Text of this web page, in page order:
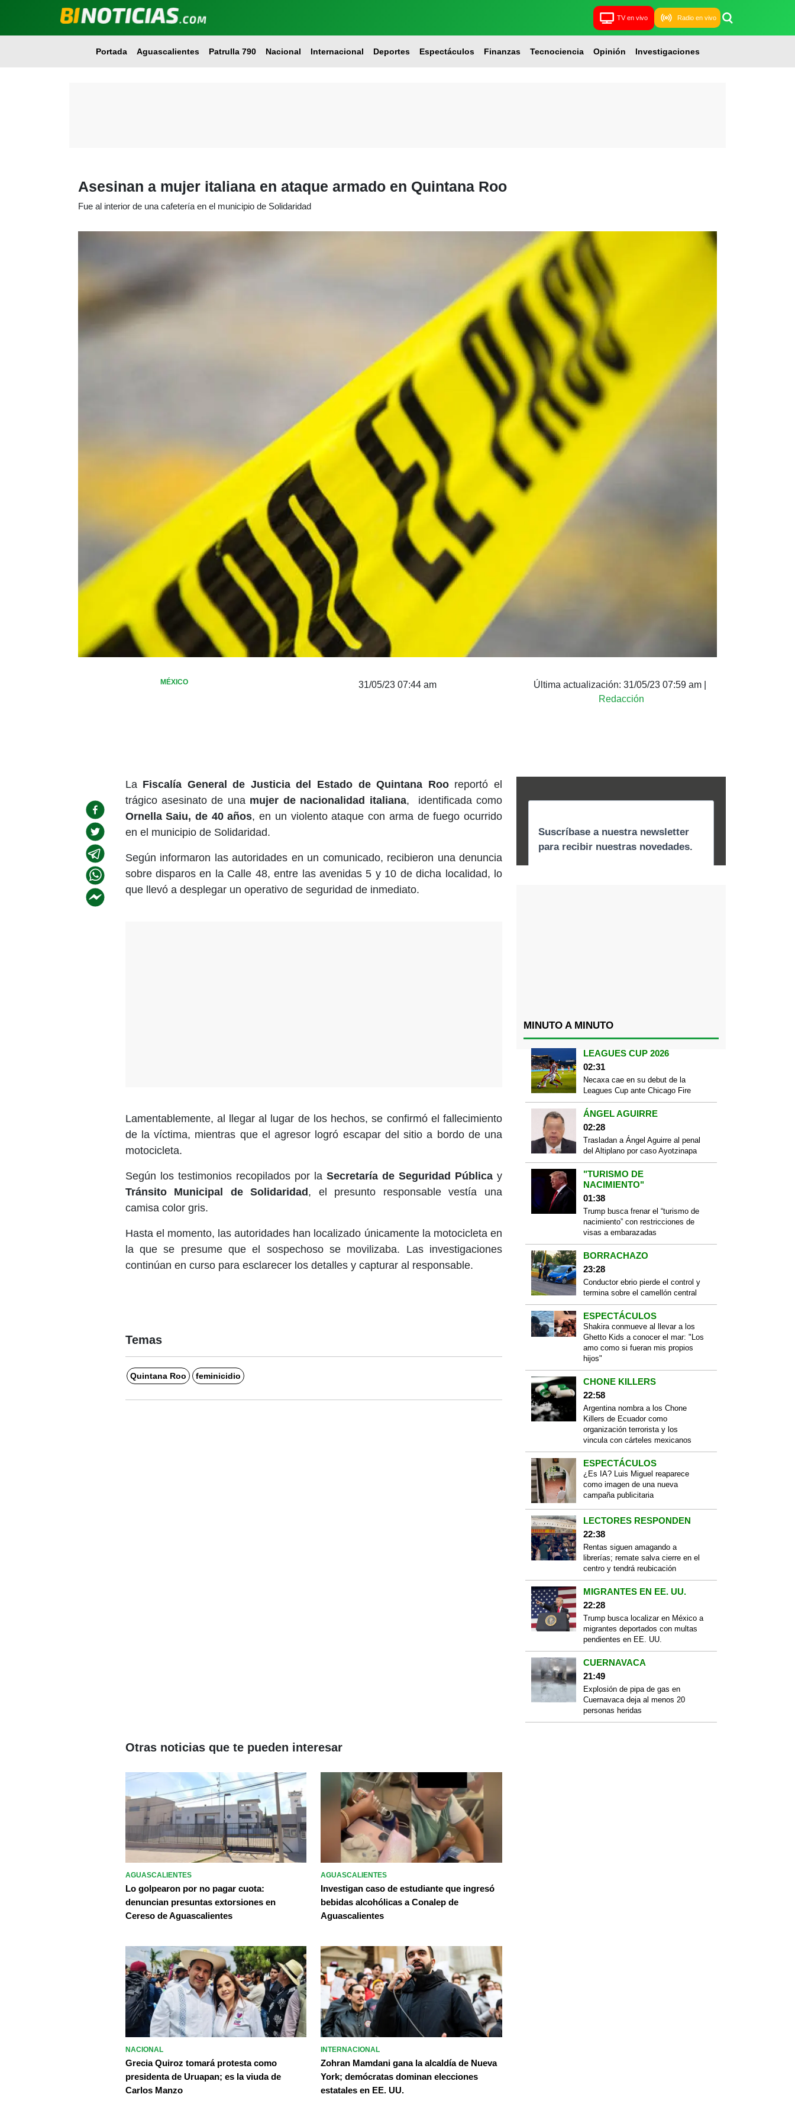
TV en vivo Radio en vivo
Portada Aguascalientes Patrulla 790 Nacional Internacional Deportes Espectáculos Finanzas Tecnociencia Opinión Investigaciones
Asesinan a mujer italiana en ataque armado en Quintana Roo
Fue al interior de una cafetería en el municipio de Solidaridad
MÉXICO 31/05/23 07:44 am Última actualización: 31/05/23 07:59 am
Redacción
La Fiscalía General de Justicia del Estado de Quintana Rooreportó el
trágico asesinato de una mujer de nacionalidad italiana, identificada como
Ornella Saiu, de 40 años, en un violento ataque con arma de fuego ocurrido
en el municipio de Solidaridad.
Según informaron las autoridades en un comunicado, recibieron una denuncia
sobre disparos en la Calle 48, entre las avenidas 5 y 10 de dicha localidad, lo
que llevó a desplegar un operativo de seguridad de inmediato.
Lamentablemente, al llegar al lugar de los hechos, se confirmó el fallecimiento
de la víctima, mientras que el agresor logró escapar del sitio a bordo de una
motocicleta.
Según los testimonios recopilados por la Secretaría de Seguridad Públicay
Tránsito Municipal de Solidaridad , el presunto responsable vestía una
camisa color gris.
Hasta el momento, las autoridades han localizado únicamente la motocicleta en
la que se presume que el sospechoso se movilizaba. Las investigaciones
continúan en curso para esclarecer los detalles y capturar al responsable.
Temas
Quintana Roo feminicidio
MINUTO A MINUTO
LEAGUES CUP 2026
02:31
Necaxa cae en su debut de la
Leagues Cup ante Chicago Fire
ÁNGEL AGUIRRE
02:28
Trasladan a Ángel Aguirre al penal
del Altiplano por caso Ayotzinapa
"TURISMO DE
NACIMIENTO"
01:38
Trump busca frenar el “turismo de
nacimiento” con restricciones de
visas a embarazadas
BORRACHAZO
23:28
Conductor ebrio pierde el control y
termina sobre el camellón central
ESPECTÁCULOS
Shakira conmueve al llevar a los
Ghetto Kids a conocer el mar: "Los
amo como si fueran mis propios
hijos"
CHONE KILLERS
22:58
Argentina nombra a los Chone
Killers de Ecuador como
organización terrorista y los
vincula con cárteles mexicanos
ESPECTÁCULOS
¿Es IA? Luis Miguel reaparece
como imagen de una nueva
campaña publicitaria
LECTORES RESPONDEN
22:38
Rentas siguen amagando a
librerías; remate salva cierre en el
centro y tendrá reubicación
MIGRANTES EN EE. UU.
22:28
Trump busca localizar en México a
migrantes deportados con multas
pendientes en EE. UU.
CUERNAVACA
21:49
Explosión de pipa de gas en
Cuernavaca deja al menos 20
personas heridas
Otras noticias que te pueden interesar
AGUASCALIENTES
Lo golpearon por no pagar cuota:
denuncian presuntas extorsiones en
Cereso de Aguascalientes
AGUASCALIENTES
Investigan caso de estudiante que ingresó
bebidas alcohólicas a Conalep de
Aguascalientes
NACIONAL
Grecia Quiroz tomará protesta como
presidenta de Uruapan; es la viuda de
Carlos Manzo
INTERNACIONAL
Zohran Mamdani gana la alcaldía de Nueva
York; demócratas dominan elecciones
estatales en EE. UU.